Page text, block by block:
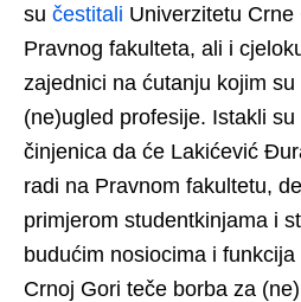
su čestitali Univerzitetu
Pravnog fakulteta, ali i
zajednici na ćutanju kojim
(ne)ugled profesije. Istakli su
činjenica da će Lakićević
radi na Pravnom fakultetu,
primjerom studentkinjama i
budućim nosiocima i
Crnoj Gori teče borba za